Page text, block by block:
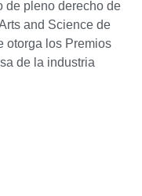
de pleno derecho de
and Science de
otorga los Premios
de la industria